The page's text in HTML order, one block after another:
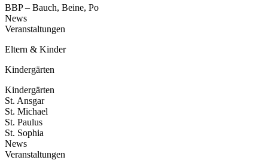
BBP – Bauch, Beine, Po
News
Veranstaltungen
Eltern & Kinder
Kindergärten
Kindergärten
St. Ansgar
St. Michael
St. Paulus
St. Sophia
News
Veranstaltungen